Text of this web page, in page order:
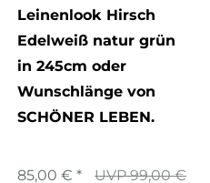
Leinenlook Hirsch
Edelweiß natur grün
in 245cm oder
Wunschlänge von
SCHÖNER LEBEN.
UVP 99,00 €
85,00 € *